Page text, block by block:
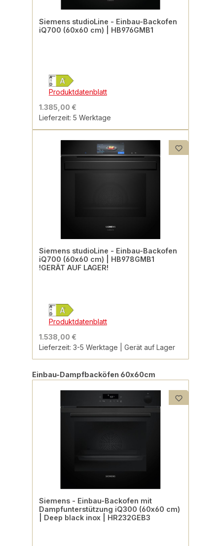
Siemens studioLine - Einbau-Backofen
iQ700 (60x60 cm) | HB976GMB1
Produktdatenblatt
1.385,00 €
Lieferzeit: 5 Werktage
Siemens studioLine - Einbau-Backofen
iQ700 (60x60 cm) | HB978GMB1
!GERÄT AUF LAGER!
Produktdatenblatt
1.538,00 €
Lieferzeit: 3-5 Werktage | Gerät auf Lager
Produktgalerie überspringen
Einbau-Dampfbacköfen 60x60cm
Siemens - Einbau-Backofen mit
Dampfunterstützung iQ300 (60x60 cm)
| Deep black inox | HR232GEB3